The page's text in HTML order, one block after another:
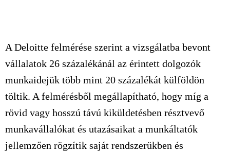
A Deloitte felmérése szerint a vizsgálatba bevont
vállalatok 26 százalékánál az érintett dolgozók
munkaidejük több mint 20 százalékát külföldön
töltik. A felmérésből megállapítható, hogy míg a
rövid vagy hosszú távú kiküldetésben résztvevő
munkavállalókat és utazásaikat a munkáltatók
jellemzően rögzítik saját rendszerükben és